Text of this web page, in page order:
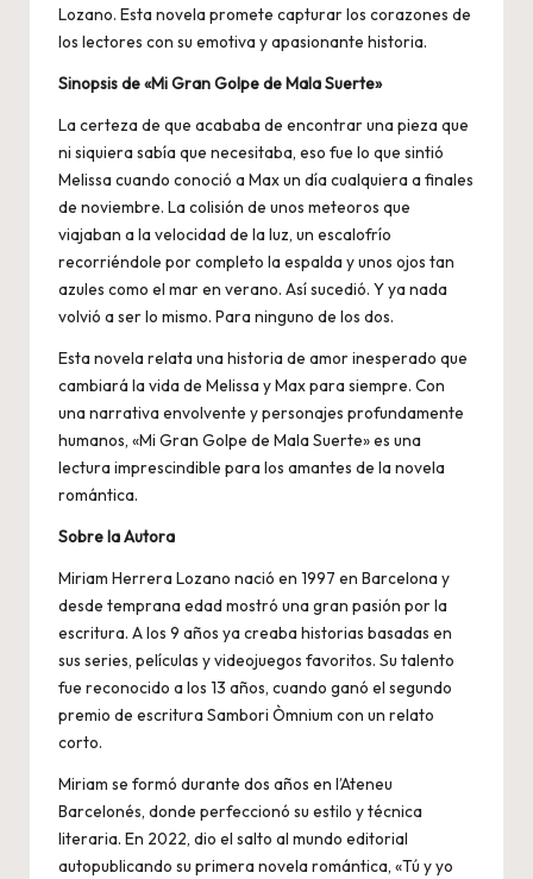
Lozano. Esta novela promete capturar los corazones de
los lectores con su emotiva y apasionante historia.
Sinopsis de «Mi Gran Golpe de Mala Suerte»
La certeza de que acababa de encontrar una pieza que
ni siquiera sabía que necesitaba, eso fue lo que sintió
Melissa cuando conoció a Max un día cualquiera a finales
de noviembre. La colisión de unos meteoros que
viajaban a la velocidad de la luz, un escalofrío
recorriéndole por completo la espalda y unos ojos tan
azules como el mar en verano. Así sucedió. Y ya nada
volvió a ser lo mismo. Para ninguno de los dos.
Esta novela relata una historia de amor inesperado que
cambiará la vida de Melissa y Max para siempre. Con
una narrativa envolvente y personajes profundamente
humanos, «Mi Gran Golpe de Mala Suerte» es una
lectura imprescindible para los amantes de la novela
romántica.
Sobre la Autora
Miriam Herrera Lozano nació en 1997 en Barcelona y
desde temprana edad mostró una gran pasión por la
escritura. A los 9 años ya creaba historias basadas en
sus series, películas y videojuegos favoritos. Su talento
fue reconocido a los 13 años, cuando ganó el segundo
premio de escritura Sambori Òmnium con un relato
corto.
Miriam se formó durante dos años en l’Ateneu
Barcelonés, donde perfeccionó su estilo y técnica
literaria. En 2022, dio el salto al mundo editorial
autopublicando su primera novela romántica, «Tú y yo